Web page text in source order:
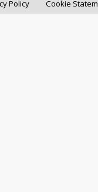
Policy Cookie